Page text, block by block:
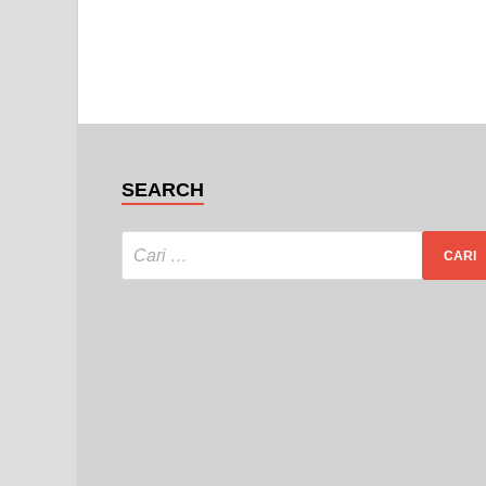
SEARCH